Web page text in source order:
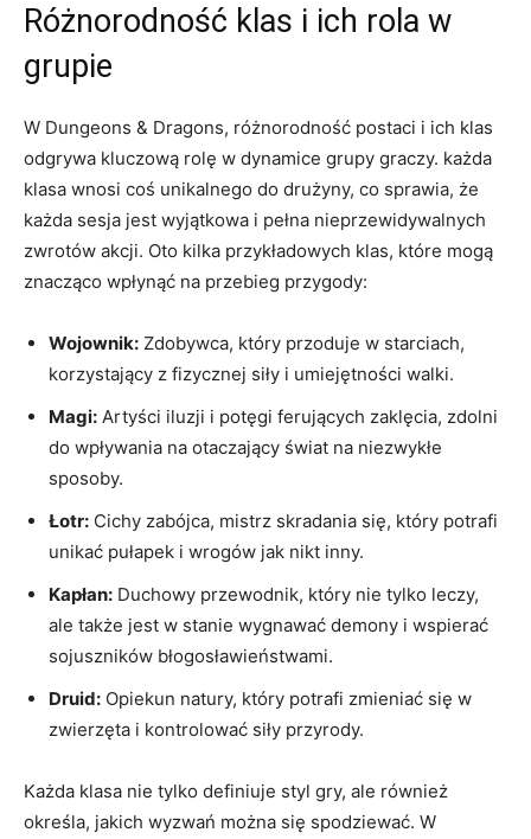
Różnorodność klas i ich rola w
grupie
W Dungeons & Dragons, różnorodność postaci i ich klas
odgrywa kluczową rolę w dynamice grupy graczy. każda
klasa wnosi coś unikalnego do drużyny, co sprawia, że
każda sesja jest wyjątkowa i pełna nieprzewidywalnych
zwrotów akcji. Oto kilka przykładowych klas, które mogą
znacząco wpłynąć na przebieg przygody:
Wojownik: Zdobywca, który przoduje w starciach,
korzystający z fizycznej siły i umiejętności walki.
Magi: Artyści iluzji i potęgi ferujących zaklęcia, zdolni
do wpływania na otaczający świat na niezwykłe
sposoby.
Łotr: Cichy zabójca, mistrz skradania się, który potrafi
unikać pułapek i wrogów jak nikt inny.
Kapłan: Duchowy przewodnik, który nie tylko leczy,
ale także jest w stanie wygnawać demony i wspierać
sojuszników błogosławieństwami.
Druid: Opiekun natury, który potrafi zmieniać się w
zwierzęta i kontrolować siły przyrody.
Każda klasa nie tylko definiuje styl gry, ale również
określa, jakich wyzwań można się spodziewać. W